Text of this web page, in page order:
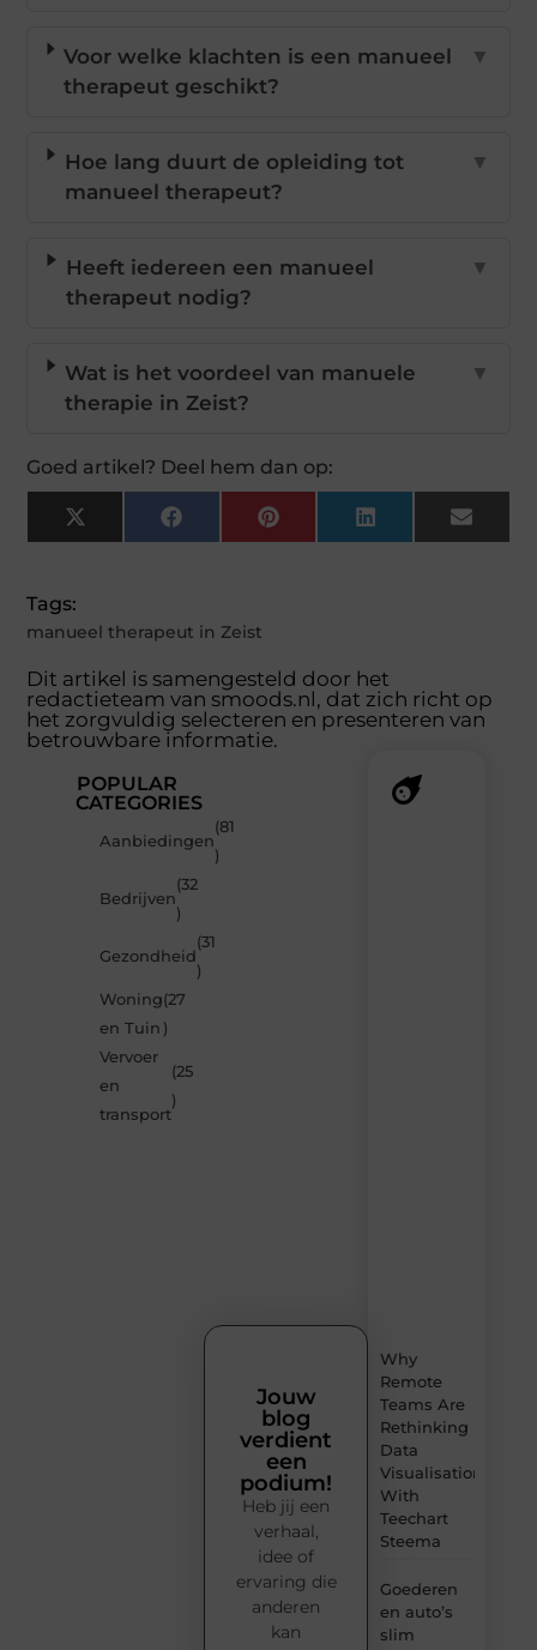
Voor welke klachten is een manueel
therapeut geschikt?
▼
Hoe lang duurt de opleiding tot
manueel therapeut?
▼
Heeft iedereen een manueel
therapeut nodig?
▼
Wat is het voordeel van manuele
therapie in Zeist?
▼
Goed artikel? Deel hem dan op:
X
(Twitter)
FacebookPinterestLinkedInEmail
Tags:
manueel therapeut in Zeist
Dit artikel is samengesteld door het
redactieteam van smoods.nl, dat zich richt op
het zorgvuldig selecteren en presenteren van
betrouwbare informatie.
POPULAR
CATEGORIES
Aanbiedingen
(81
)
Bedrijven
(32
)
Gezondheid
(31
)
Woning
en Tuin
(27
)
Vervoer
en
transport
(25
)
Why
Remote
Teams Are
Rethinking
Data
Visualisation
With
Teechart
Steema
Goederen
en auto’s
slim
Jouw
blog
verdient
een
podium!
Heb jij een
verhaal,
idee of
ervaring die
anderen
kan